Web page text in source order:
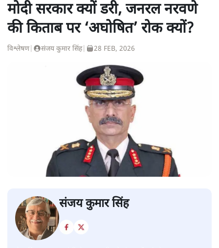
मोदी सरकार क्यों डरी, जनरल नरवणे
की किताब पर ‘अघोषित’ रोक क्यों?
विश्लेषण| संजय कुमार सिंह| 28 FEB, 2026
संजय कुमार सिंह